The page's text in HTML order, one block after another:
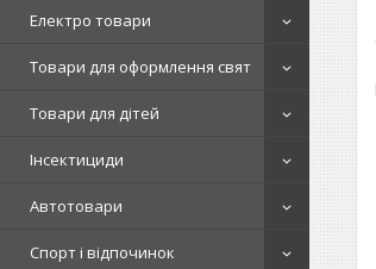
Електро товари
Товари для оформлення свят
Товари для дітей
Інсектициди
Автотовари
Спорт і відпочинок